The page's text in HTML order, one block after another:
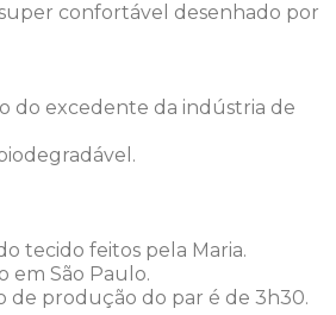
confortável desenhado por
do excedente da indústria de
tecido feitos pela Maria.
em São Paulo.
de produção do par é de 3h30.